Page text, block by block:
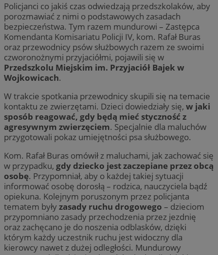
Policjanci co jakiś czas odwiedzają przedszkolaków, aby
porozmawiać z nimi o podstawowych zasadach
bezpieczeństwa. Tym razem mundurowi – Zastępca
Komendanta Komisariatu Policji IV, kom. Rafał Buras
oraz przewodnicy psów służbowych razem ze swoimi
czworonożnymi przyjaciółmi, pojawili się w
Przedszkolu Miejskim im. Przyjaciół Bajek w
Wojkowicach.
W trakcie spotkania przewodnicy skupili się na temacie
kontaktu ze zwierzętami. Dzieci dowiedziały się, w jaki
sposób reagować, gdy będą mieć styczność z
agresywnym zwierzęciem. Specjalnie dla maluchów
przygotowali pokaz umiejętności psa służbowego.
Kom. Rafał Buras omówił z maluchami, jak zachować się
w przypadku, gdy dziecko jest zaczepiane przez obcą
osobę. Przypomniał, aby o każdej takiej sytuacji
informować osobę dorosłą – rodzica, nauczyciela bądź
opiekuna. Kolejnym poruszonym przez policjanta
tematem byłyzasady ruchu drogowego – dzieciom
przypomniano zasady przechodzenia przez jezdnię
oraz zachęcano je do noszenia odblasków, dzięki
którym każdy uczestnik ruchu jest widoczny dla
kierowcy nawet z dużej odległości. Mundurowy